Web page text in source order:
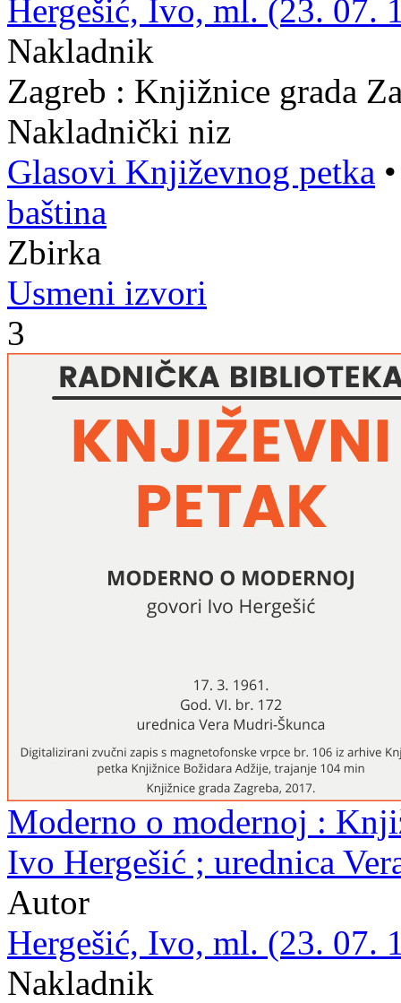
Hergešić, Ivo, ml. (23. 07.
Nakladnik
Zagreb : Knjižnice grada
Nakladnički niz
Glasovi Književnog petka
baština
Zbirka
Usmeni izvori
3
Moderno o modernoj :
Ivo Hergešić ; urednica
Autor
Hergešić, Ivo, ml. (23. 07.
Nakladnik